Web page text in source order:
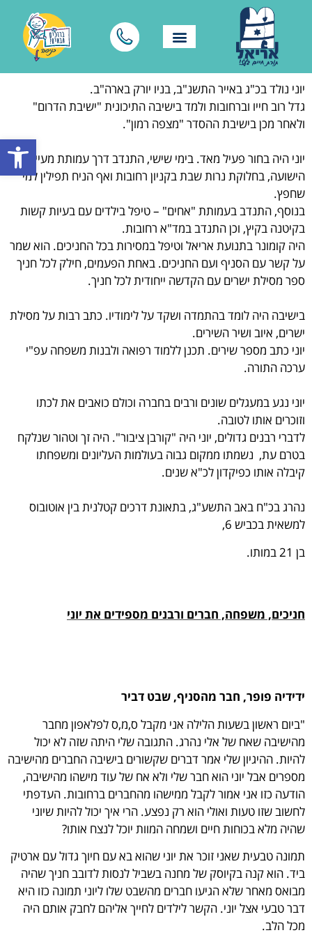
פתח
יוני נולד בכ"ג באייר התשנ"ב, בניו יורק בארה"ב.
גדל רוב חייו וברחובות ולמד בישיבה התיכונית "ישיבת הדרום"
ולאחר מכן בישיבת ההסדר "מצפה רמון".
יוני היה בחור פעיל מאד. בימי שישי, התנדב דרך עמותת מעייני
הישועה, בחלוקת נרות שבת בקניון רחובות ואף הניח תפילין למי
שחפץ.
בנוסף, התנדב בעמותת "אחים" – טיפל בילדים עם בעיות קשות
בקיטנה בקיץ, וכן התנדב במד"א רחובות.
היה קומונר בתנועת אריאל וטיפל במסירות בכל החניכים. הוא שמר
על קשר עם הסניף ועם החניכים. באחת הפעמים, חילק לכל חניך
ספר מסילת ישרים עם הקדשה ייחודית לכל חניך.
בישיבה היה לומד בהתמדה ושקד על לימודיו. כתב רבות על מסילת
ישרים, איוב ושיר השירים.
יוני כתב מספר שירים. תכנן ללמוד רפואה ולבנות משפחה עפ"י
ערכה התורה.
יוני נגע במעגלים שונים ורבים בחברה וכולם כואבים את לכתו
וזוכרים אותו לטובה.
לדברי רבנים גדולים, יוני היה "קורבן ציבור". היה זך וטהור שנלקח
בטרם עת, נשמתו ממקום גבוה בעולמות העליונים ומשפחתו
קיבלה אותו כפיקדון לכ"א שנים.
נהרג בכ"ח באב התשע"ג, בתאונת דרכים קטלנית בין אוטובוס
למשאית בכביש 6,
בן 21 במותו.
חניכים, משפחה, חברים ורבנים מספידים את יוני
ידידיה פופר, חבר מהסניף, שבט דביר
"ביום ראשון בשעות הלילה אני מקבל ס,מ,ס לפלאפון מחבר
מהישיבה שאח של אלי נהרג. התגובה שלי היתה שזה לא יכול
להיות. ההיגיון שלי אמר דברים שקשורים בישיבה החברים מהישיבה
מספרים אבל יוני הוא חבר שלי ולא אח של עוד מישהו מהישיבה,
הודעה כזו אני אמור לקבל ממישהו מהחברים ברחובות. העדפתי
לחשוב שזו טעות ואולי הוא רק נפצע. הרי איך יכול להיות שיוני
שהיה מלא בכוחות חיים ושמחה המוות יוכל לנצח אותו?
תמונה טבעית שאני זוכר את יוני שהוא בא עם חיוך גדול עם ארטיק
ביד. הוא קנה בקיוסק של מחנה בשביל לנסות לדובב חניך שהיה
מבואס מאחר שלא הגיעו חברים מהשבט שלו ליוני תמונה כזו היא
דבר טבעי אצל יוני. הקשר לילדים לחייך אליהם לחבק אותם היה
מכל הלב.